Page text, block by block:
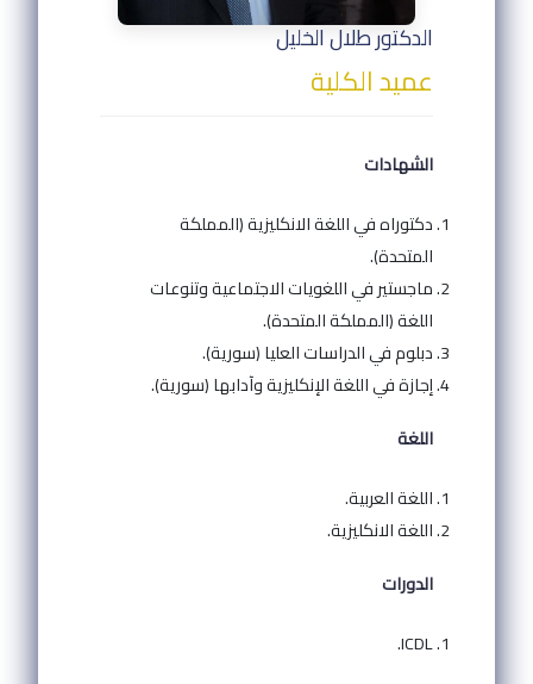
الدكتور طلال الخليل
عميد الكلية
الشهادات
دكتوراه في اللغة الانكليزية (المملكة
المتحدة).
ماجستير في اللغويات الاجتماعية وتنوعات
اللغة (المملكة المتحدة).
دبلوم في الدراسات العليا (سورية).
إجازة في اللغة الإنكليزية وآدابها (سورية).
اللغة
اللغة العربية.
اللغة الانكليزية.
الدورات
ICDL.